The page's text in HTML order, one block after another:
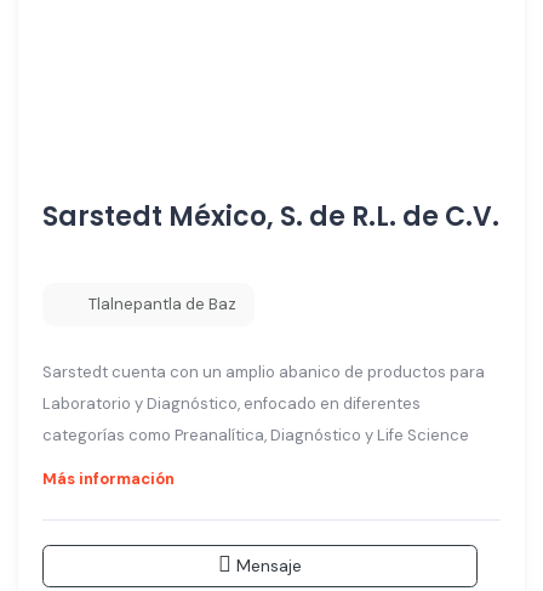
Sarstedt México, S. de R.L. de C.V.
Tlalnepantla de Baz
Sarstedt cuenta con un amplio abanico de productos para
Laboratorio y Diagnóstico, enfocado en diferentes
categorías como Preanalítica, Diagnóstico y Life Science
Más información
Mensaje